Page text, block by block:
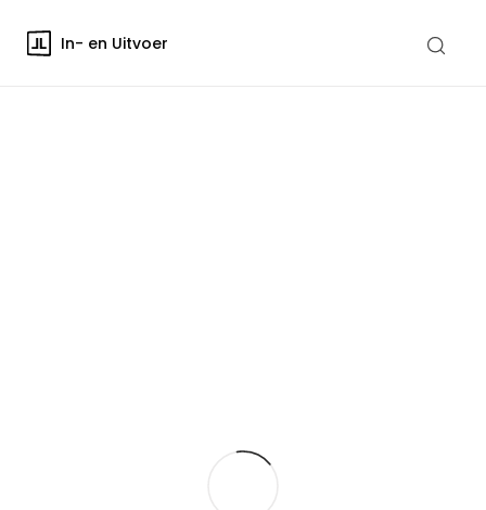
In- en Uitvoer